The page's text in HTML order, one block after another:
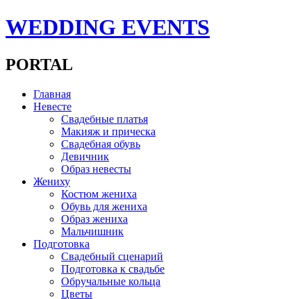
WEDDING EVENTS
PORTAL
Главная
Невесте
Свадебные платья
Макияж и прическа
Свадебная обувь
Девичник
Образ невесты
Жениху
Костюм жениха
Обувь для жениха
Образ жениха
Мальчишник
Подготовка
Свадебный сценарий
Подготовка к свадьбе
Обручальные кольца
Цветы